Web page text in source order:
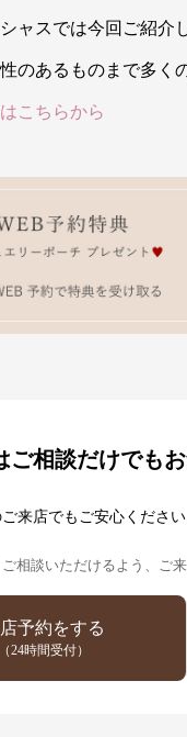
ャスでは今回ご紹介
のあるものまで多く
こちらから
ご相談だけでも
来店でもご安心ください
相談いただけるよう、 ご
予約をする
（24時間受付）